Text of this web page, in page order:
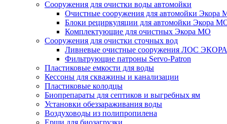
Сооружения для очистки воды автомойки
Очистные сооружения для автомойки Экора
Блоки рециркуляции для автомойки Экора
Комплектующие для очистных Экора МО
Сооружения для очистки сточных вод
Ливневые очистные сооружения ЛОС ЭКОРА
Фильтрующие патроны Servo-Patron
Пластиковые емкости для воды
Кессоны для скважины и канализации
Пластиковые колодцы
Биопрепараты для септиков и выгребных ям
Установки обеззараживания воды
Воздуховоды из полипропилена
Ерши для биозагрузки